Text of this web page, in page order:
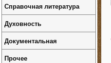
Справочная литература
Духовность
Документальная
Прочее